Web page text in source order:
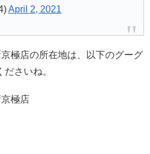
April 2, 2021
極店の所在地は、以下のグーグ
さいね。
極店